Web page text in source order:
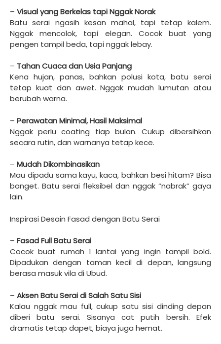
– Visual yang Berkelas tapi Nggak Norak
Batu serai ngasih kesan mahal, tapi tetap kalem.
Nggak mencolok, tapi elegan. Cocok buat yang
pengen tampil beda, tapi nggak lebay.
– Tahan Cuaca dan Usia Panjang
Kena hujan, panas, bahkan polusi kota, batu serai
tetap kuat dan awet. Nggak mudah lumutan atau
berubah warna.
– Perawatan Minimal, Hasil Maksimal
Nggak perlu coating tiap bulan. Cukup dibersihkan
secara rutin, dan warnanya tetap kece.
– Mudah Dikombinasikan
Mau dipadu sama kayu, kaca, bahkan besi hitam? Bisa
banget. Batu serai fleksibel dan nggak “nabrak” gaya
lain.
Inspirasi Desain Fasad dengan Batu Serai
– Fasad Full Batu Serai
Cocok buat rumah 1 lantai yang ingin tampil bold.
Dipadukan dengan taman kecil di depan, langsung
berasa masuk vila di Ubud.
– Aksen Batu Serai di Salah Satu Sisi
Kalau nggak mau full, cukup satu sisi dinding depan
diberi batu serai. Sisanya cat putih bersih. Efek
dramatis tetap dapet, biaya juga hemat.